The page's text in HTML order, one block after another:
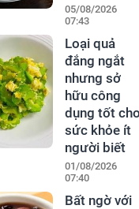
05/08/2026
07:43
Loại quả
đắng ngắt
nhưng sở
hữu công
dụng tốt
sức khỏe ít
người biết
01/08/2026
07:40
Bất ngờ với